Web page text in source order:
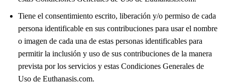
Tiene el consentimiento escrito, liberación y/o permiso de cada
persona identificable en sus contribuciones para usar el nombre
o imagen de cada una de estas personas identificables para
permitir la inclusión y uso de sus contribuciones de la manera
prevista por los servicios y estas Condiciones Generales de
Uso de Euthanasis.com.